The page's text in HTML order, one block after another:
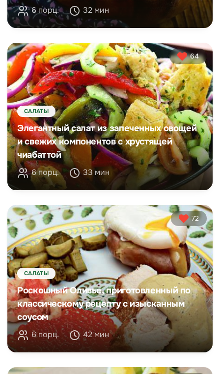
6 порц. 32 мин
64
САЛАТЫ
Элегантный салат из запеченных овощей
и свежих компонентов с хрустящей
чиабаттой
6 порц. 33 мин
72
САЛАТЫ
Роскошный Оливье, приготовленный по
классическому рецепту с изысканным
соусом
6 порц. 42 мин